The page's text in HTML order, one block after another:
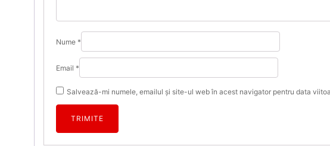
Nume *
Email *
Salvează-mi numele, emailul și site-ul web în acest navigator pentru data